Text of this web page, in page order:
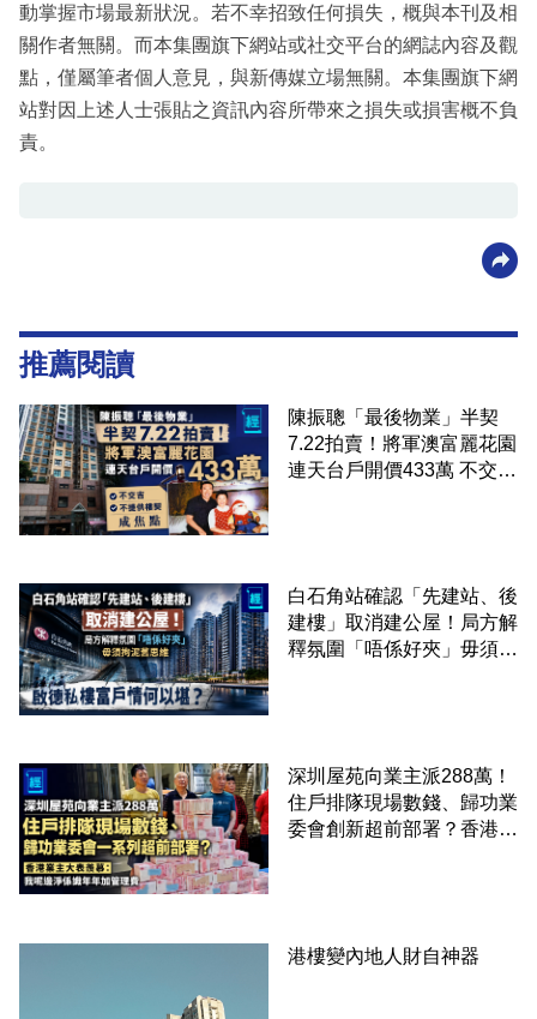
動掌握市場最新狀況。若不幸招致任何損失，概與本刊及相
關作者無關。而本集團旗下網站或社交平台的網誌內容及觀
點，僅屬筆者個人意見，與新傳媒立場無關。本集團旗下網
站對因上述人士張貼之資訊內容所帶來之損失或損害概不負
責。
推薦閱讀
陳振聰「最後物業」半契
7.22拍賣！將軍澳富麗花園
連天台戶開價433萬 不交
白石角站確認「先建站、後
建樓」取消建公屋！局方解
釋氛圍「唔係好夾」毋須拘
深圳屋苑向業主派288萬！
住戶排隊現場數錢、歸功業
委會創新超前部署？香港業
港樓變內地人財自神器